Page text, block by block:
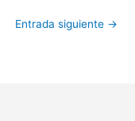
Entrada siguiente →